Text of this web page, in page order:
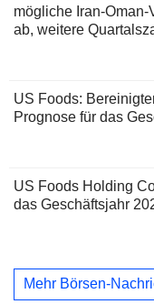
mögliche Iran-
ab, weitere
US Foods:
Prognose für das
US Foods Holding
das Geschäftsjahr
Mehr Börsen-